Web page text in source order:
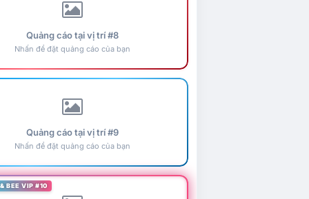
Quảng cáo tại vị trí #8
Nhấn để đặt quảng cáo của bạn
Quảng cáo tại vị trí #9
Nhấn để đặt quảng cáo của bạn
BEE VIP #10